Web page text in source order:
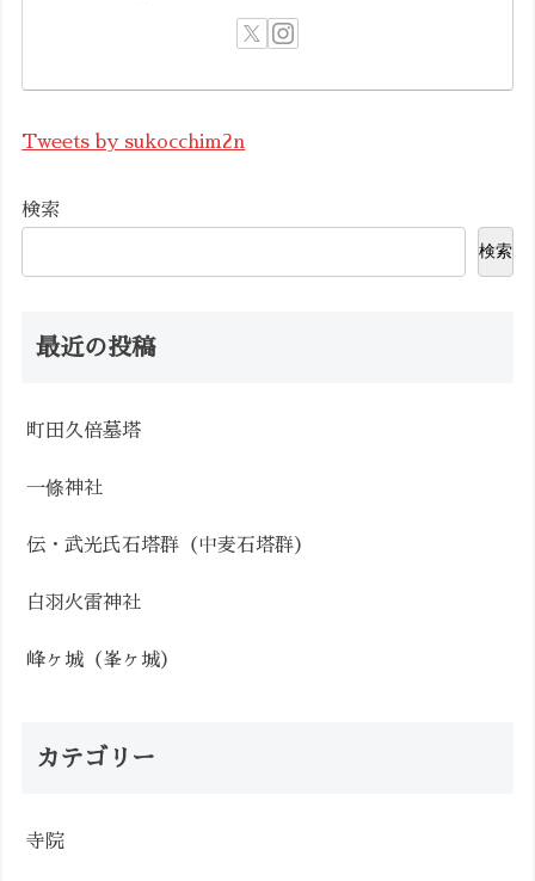
Tweets by sukocchim2n
検索
検索
最近の投稿
町田久倍墓塔
一條神社
伝・武光氏石塔群（中麦石塔群）
白羽火雷神社
峰ヶ城（峯ヶ城）
カテゴリー
寺院